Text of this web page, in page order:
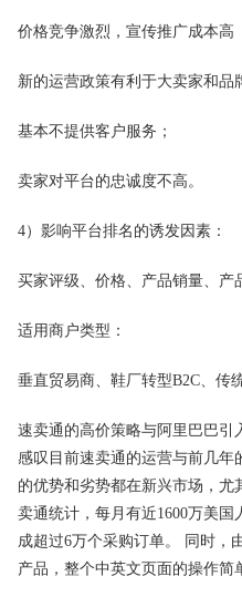
价格竞争激烈，宣传推广成本高
新的运营政策有利于大卖家和品
基本不提供客户服务；
卖家对平台的忠诚度不高。
4）影响平台排名的诱发因素：
买家评级、价格、产品销量、产
适用商户类型：
垂直贸易商、鞋厂转型B2C、传
速卖通的高价策略与阿里巴巴引
感叹目前速卖通的运营与前几年
的优势和劣势都在新兴市场，尤
卖通统计，每月有近1600万美
成超过6万个采购订单。 同时，
产品，整个中英文页面的操作简